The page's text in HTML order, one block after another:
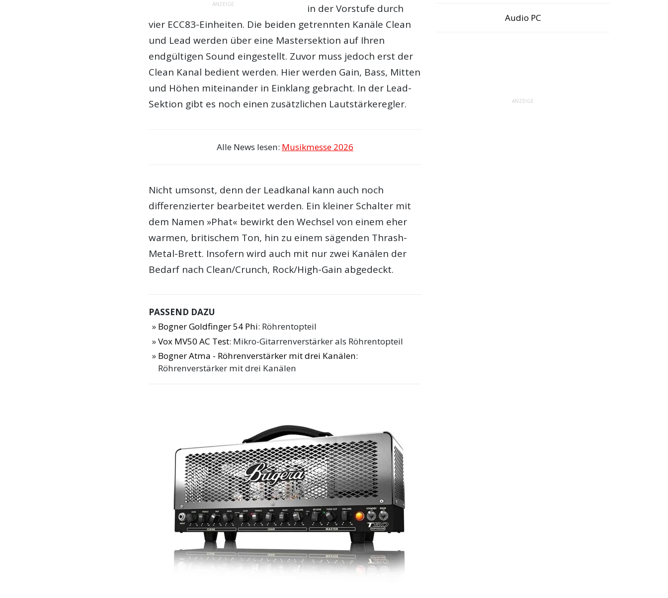
ANZEIGE
in der Vorstufe durch
vier ECC83-Einheiten. Die beiden getrennten Kanäle Clean
und Lead werden über eine Mastersektion auf Ihren
endgültigen Sound eingestellt. Zuvor muss jedoch erst der
Clean Kanal bedient werden. Hier werden Gain, Bass, Mitten
und Höhen miteinander in Einklang gebracht. In der Lead-
Sektion gibt es noch einen zusätzlichen Lautstärkeregler.
Alle News lesen: Musikmesse 2026
Nicht umsonst, denn der Leadkanal kann auch noch
differenzierter bearbeitet werden. Ein kleiner Schalter mit
dem Namen »Phat« bewirkt den Wechsel von einem eher
warmen, britischem Ton, hin zu einem sägenden Thrash-
Metal-Brett. Insofern wird auch mit nur zwei Kanälen der
Bedarf nach Clean/Crunch, Rock/High-Gain abgedeckt.
PASSEND DAZU
Bogner Goldfinger 54 Phi: Röhrentopteil
Vox MV50 AC Test: Mikro-Gitarrenverstärker als Röhrentopteil
Bogner Atma - Röhrenverstärker mit drei Kanälen:
Röhrenverstärker mit drei Kanälen
Audio PC
ANZEIGE